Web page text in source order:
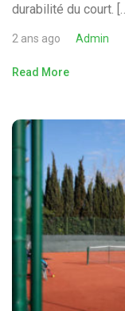
durabilité du court. […]
2 ans ago Admin
Read More